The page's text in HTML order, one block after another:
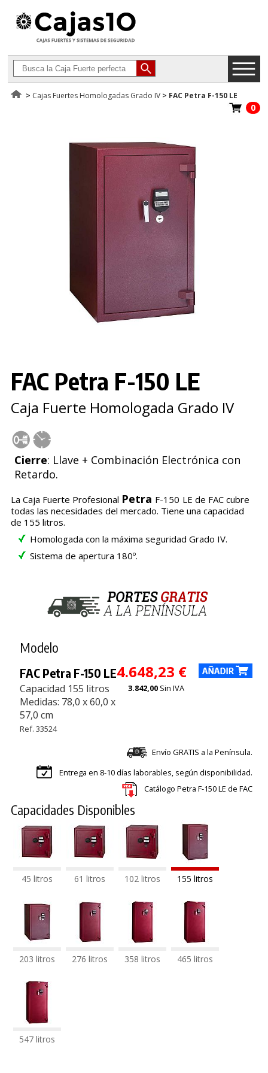
> Cajas Fuertes Homologadas Grado IV > FAC Petra F-150 LE
0
FAC Petra F-150 LE
Caja Fuerte Homologada Grado IV
Cierre: Llave + Combinación Electrónica con
Retardo.
La Caja Fuerte Profesional Petra F-150 LE de FAC cubre
todas las necesidades del mercado. Tiene una capacidad
de 155 litros.
Homologada con la máxima seguridad Grado IV.
Sistema de apertura 180º.
Modelo
FAC Petra F-150 LE
Capacidad 155 litros
Medidas: 78,0 x 60,0 x
57,0 cm
Ref. 33524
4.648,23 €
3.842,00 Sin IVA
Envío GRATIS a la Península.
Entrega en 8-10 días laborables, según disponibilidad.
Catálogo Petra F-150 LE de FAC
Capacidades Disponibles
45 litros 61 litros 102 litros 155 litros
203 litros 276 litros 358 litros 465 litros
547 litros